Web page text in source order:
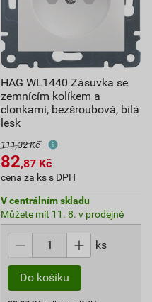
HAG WL1440 Zásuvka se
zemnícím kolíkem a
clonkami, bezšroubová, bílá
lesk
111,32 Kč
82,87 Kč
cena za ks s DPH
V centrálním skladu
Můžete mít 11. 8. v prodejně
ks
Do košíku